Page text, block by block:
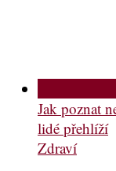
Jak poznat
lidé přehlíží
Zdraví